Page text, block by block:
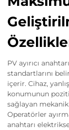
PV ayırıcı
standartlarını
içerir. Cihaz,
konumunun
sağlayan
Operatörler
anahtarı